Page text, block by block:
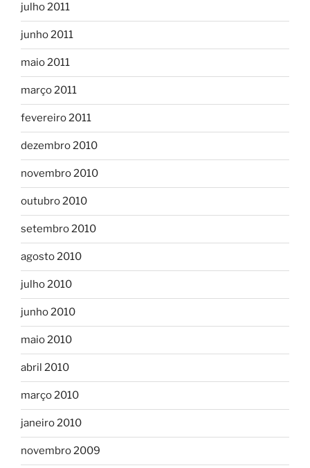
julho 2011
junho 2011
maio 2011
março 2011
fevereiro 2011
dezembro 2010
novembro 2010
outubro 2010
setembro 2010
agosto 2010
julho 2010
junho 2010
maio 2010
abril 2010
março 2010
janeiro 2010
novembro 2009